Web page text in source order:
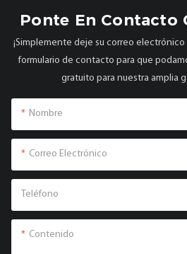
Ponte En Contacto
¡Simplemente deje su correo
formulario de contacto para que
gratuito para nuestra amplia
Nombre
Correo Electrónico
Teléfono
Contenido